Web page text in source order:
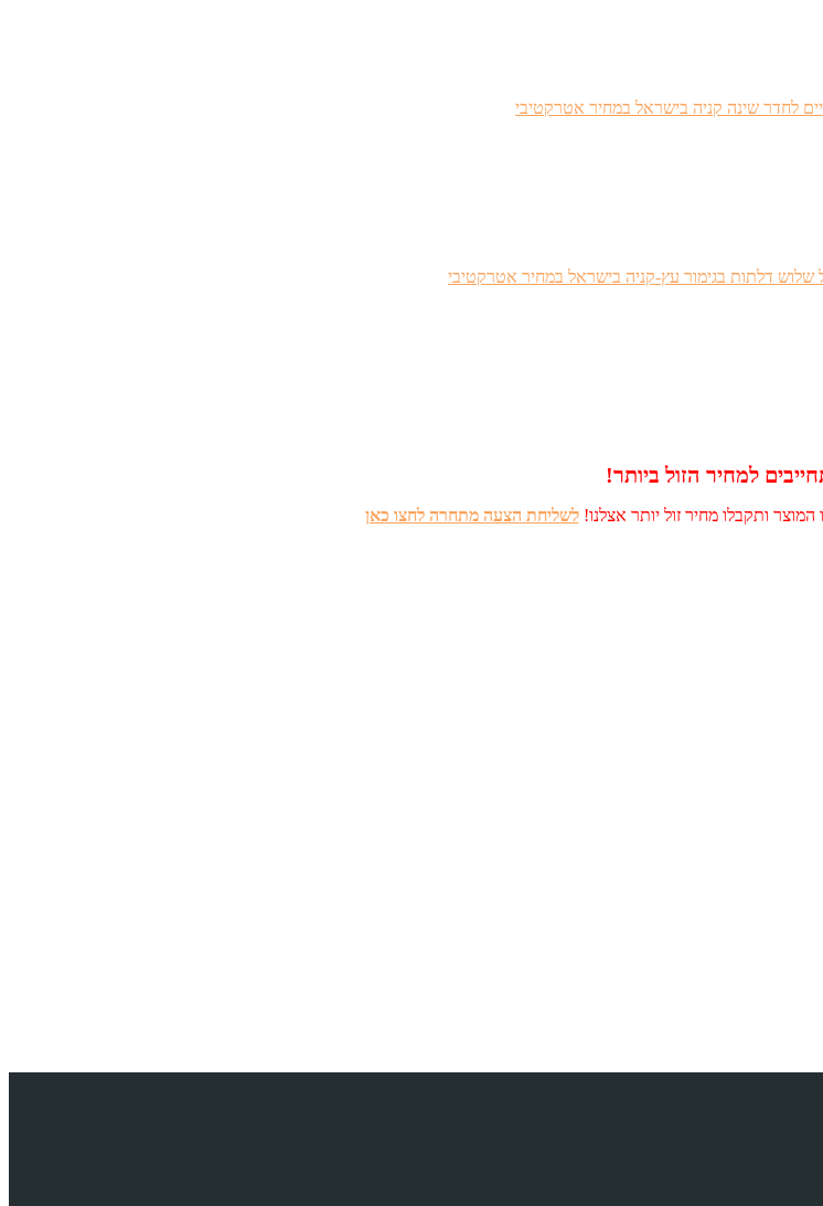
למחיר הזול ביותר!
ותקבלו מחיר זול יותר אצלנו!לשליחת הצעה מתחרה לחצו כאן